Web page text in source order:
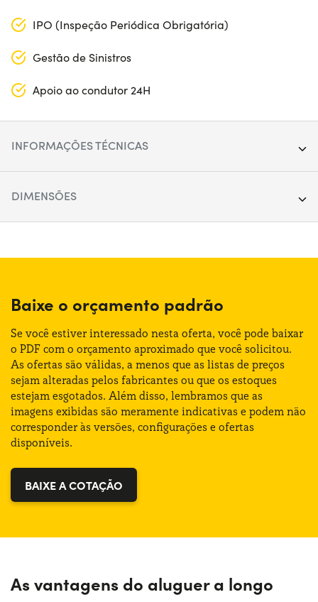
IPO (Inspeção Periódica Obrigatória)
Gestão de Sinistros
Apoio ao condutor 24H
INFORMAÇÕES TÉCNICAS
Fonte de alimentação: Elétrico
Trasmissão:Automático
Tração:Anterior
Numero de lugares:5
Potência:
DIMENSÕES
Altura:
Bagageira:435 lt
Baixe o orçamento padrão
Se você estiver interessado nesta oferta, você pode baixar
o PDF com o orçamento aproximado que você solicitou.
As ofertas são válidas, a menos que as listas de preços
sejam alteradas pelos fabricantes ou que os estoques
estejam esgotados. Além disso, lembramos que as
imagens exibidas são meramente indicativas e podem não
corresponder às versões, configurações e ofertas
disponíveis.
BAIXE A COTAÇÃO
As vantagens do aluguer a longo